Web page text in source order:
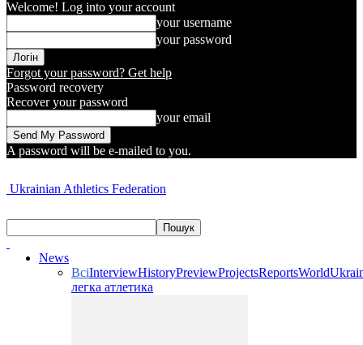
Welcome! Log into your account
your username
your password
Forgot your password? Get help
Password recovery
Recover your password
your email
A password will be e-mailed to you.
Ukrainian Athletics Federation
News
ВсіInterviewHistoryPreviewProjectsReportsWorld
легка атлетика